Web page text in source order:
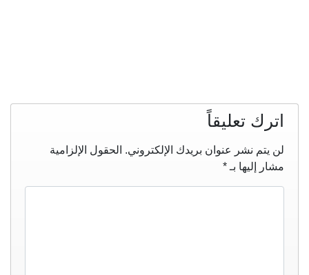
اترك تعليقاً
لن يتم نشر عنوان بريدك الإلكتروني. الحقول الإلزامية
مشار إليها بـ *